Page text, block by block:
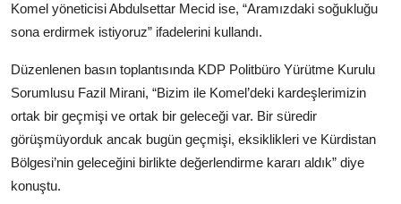
Komel yöneticisi Abdulsettar Mecid ise, “Aramızdaki soğukluğu
sona erdirmek istiyoruz” ifadelerini kullandı.
Düzenlenen basın toplantısında KDP Politbüro Yürütme Kurulu
Sorumlusu Fazil Mirani, “Bizim ile Komel’deki kardeşlerimizin
ortak bir geçmişi ve ortak bir geleceği var. Bir süredir
görüşmüyorduk ancak bugün geçmişi, eksiklikleri ve Kürdistan
Bölgesi’nin geleceğini birlikte değerlendirme kararı aldık” diye
konuştu.